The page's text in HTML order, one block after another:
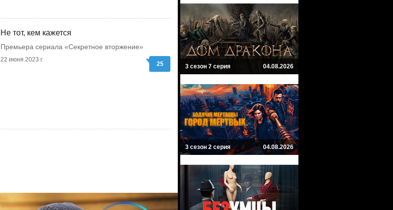
Не тот, кем кажется
Премьера сериала «Секретное вторжение»
22 июня 2023 г.
25 3 сезон 7 серия 04.08.2026
3 сезон 2 серия 04.08.2026